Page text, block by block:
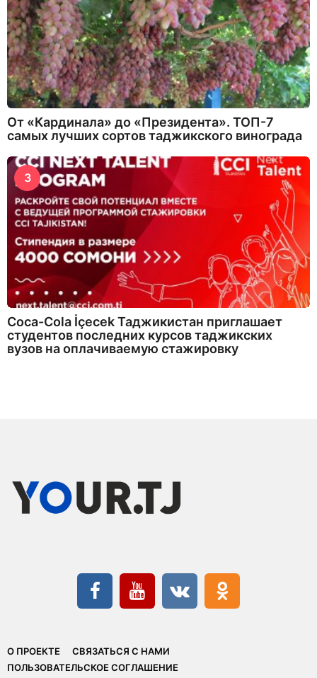
От «Кардинала» до «Президента». ТОП-7
самых лучших сортов таджикского винограда
3
Coca-Cola İçecek Таджикистан приглашает
студентов последних курсов таджикских
вузов на оплачиваемую стажировку
О ПРОЕКТЕ
СВЯЗАТЬСЯ С НАМИ
ПОЛЬЗОВАТЕЛЬСКОЕ СОГЛАШЕНИЕ